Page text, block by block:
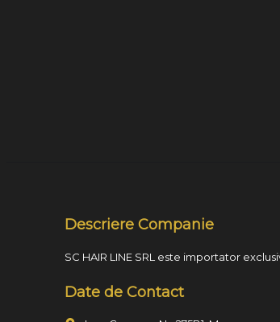
Descriere Companie
SC HAIR LINE SRL este importator
Date de Contact